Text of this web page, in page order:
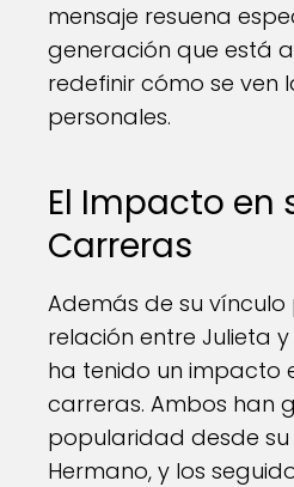
mensaje resuena
generación que está
redefinir cómo se ven
personales.
El Impacto en
Carreras
Además de su vínculo
relación entre Julieta
ha tenido un impacto
carreras. Ambos han
popularidad desde
Hermano, y los